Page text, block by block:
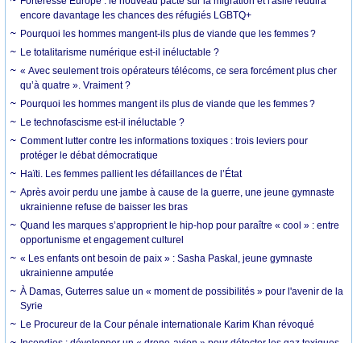
encore davantage les chances des réfugiés LGBTQ+
Pourquoi les hommes mangent-ils plus de viande que les femmes ?
Le totalitarisme numérique est-il inéluctable ?
« Avec seulement trois opérateurs télécoms, ce sera forcément plus cher
qu’à quatre ». Vraiment ?
Pourquoi les hommes mangent ils plus de viande que les femmes ?
Le technofascisme est-il inéluctable ?
Comment lutter contre les informations toxiques : trois leviers pour
protéger le débat démocratique
Haïti. Les femmes pallient les défaillances de l’État
Après avoir perdu une jambe à cause de la guerre, une jeune gymnaste
ukrainienne refuse de baisser les bras
Quand les marques s’approprient le hip-hop pour paraître « cool » : entre
opportunisme et engagement culturel
« Les enfants ont besoin de paix » : Sasha Paskal, jeune gymnaste
ukrainienne amputée
À Damas, Guterres salue un « moment de possibilités » pour l'avenir de la
Syrie
Le Procureur de la Cour pénale internationale Karim Khan révoqué